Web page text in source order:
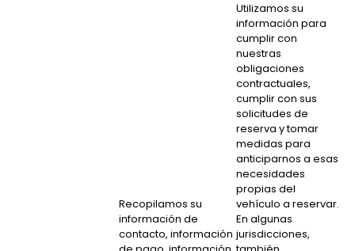
Recopilamos su
información de
contacto, información
Utilizamos su
información para
cumplir con
nuestras
obligaciones
contractuales,
cumplir con sus
solicitudes de
reserva y tomar
medidas para
anticiparnos a esas
necesidades
propias del
vehículo a reservar.
En algunas
jurisdicciones,